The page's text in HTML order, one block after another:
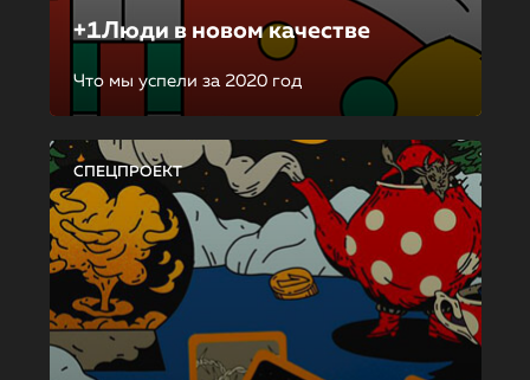
+1Люди в новом качестве
Что мы успели за 2020 год
СПЕЦПРОЕКТ